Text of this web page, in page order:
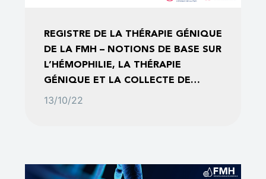
REGISTRE DE LA THÉRAPIE GÉNIQUE
DE LA FMH – NOTIONS DE BASE SUR
L’HÉMOPHILIE, LA THÉRAPIE
GÉNIQUE ET LA COLLECTE DE
DONNÉES À LONG TERME
13/10/22